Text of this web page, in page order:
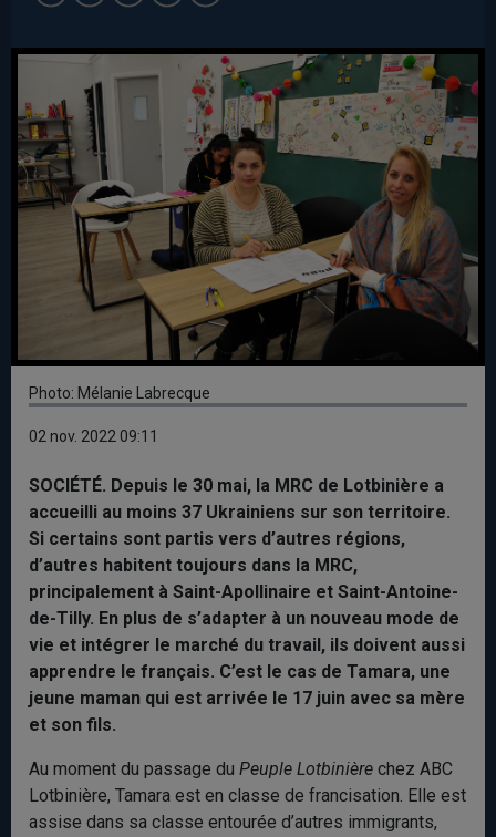
Photo: Mélanie Labrecque
02 nov. 2022 09:11
SOCIÉTÉ. Depuis le 30 mai, la MRC de Lotbinière a
accueilli au moins 37 Ukrainiens sur son territoire.
Si certains sont partis vers d’autres régions,
d’autres habitent toujours dans la MRC,
principalement à Saint-Apollinaire et Saint-Antoine-
de-Tilly. En plus de s’adapter à un nouveau mode de
vie et intégrer le marché du travail, ils doivent aussi
apprendre le français. C’est le cas de Tamara, une
jeune maman qui est arrivée le 17 juin avec sa mère
et son fils.
Au moment du passage du Peuple Lotbinière chez ABC
Lotbinière, Tamara est en classe de francisation. Elle est
assise dans sa classe entourée d’autres immigrants,